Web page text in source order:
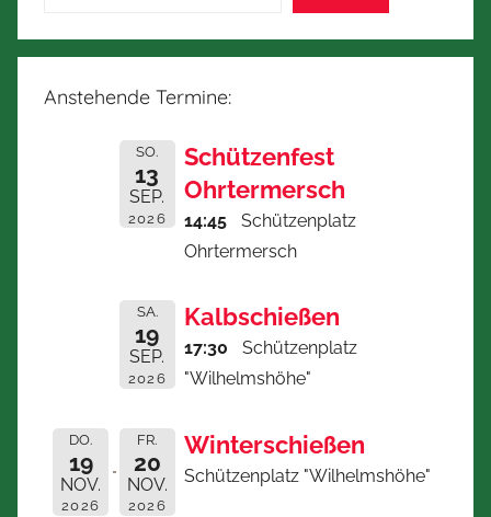
Anstehende Termine:
SO.
13
SEP.
2026
Schützenfest
Ohrtermersch
14:45
Schützenplatz
Ohrtermersch
SA.
19
SEP.
2026
Kalbschießen
17:30
Schützenplatz
"Wilhelmshöhe"
DO.
19
NOV.
2026
FR.
20
NOV.
2026
Winterschießen
Schützenplatz "Wilhelmshöhe"